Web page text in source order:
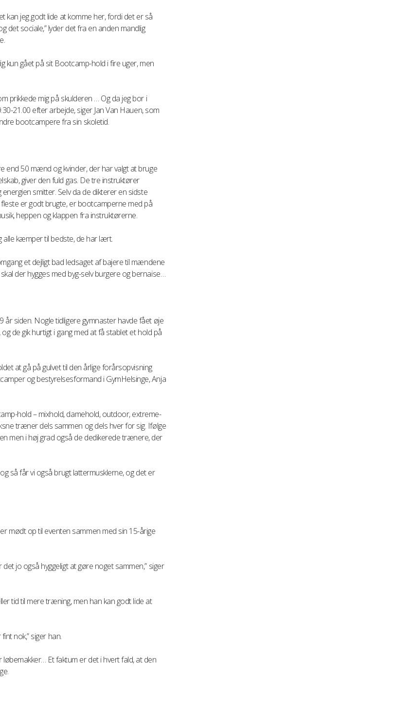
kan jeg godt lide at komme her, fordi det er så
det sociale,” lyder det fra en anden mandlig
kun gået på sit Bootcamp-hold i fire uger, men
prikkede mig på skulderen … Og da jeg bor i
21.00 efter arbejde, siger Jan Van Hauen, som
bootcampere fra sin skoletid.
end 50 mænd og kvinder, der har valgt at bruge
giver den fuld gas. De tre instruktører
smitter. Selv da de dikterer en sidste
er godt brugte, er bootcamperne med på
heppen og klappen fra instruktørerne.
alle kæmper til bedste, de har lært.
et dejligt bad ledsaget af bajere til mændene
der hygges med byg-selv burgere og bernaise…
siden. Nogle tidligere gymnaster havde fået øje
de gik hurtigt i gang med at få stablet et hold på
at gå på gulvet til den årlige forårsopvisning
og bestyrelsesformand i GymHelsinge, Anja
hold – mixhold, damehold, outdoor, extreme-
træner dels sammen og dels hver for sig. Ifølge
men i høj grad også de dedikerede trænere, der
så får vi også brugt lattermusklerne, og det er
mødt op til eventen sammen med sin 15-årige
jo også hyggeligt at gøre noget sammen,” siger
tid til mere træning, men han kan godt lide at
nok,” siger han.
Et faktum er det i hvert fald, at den